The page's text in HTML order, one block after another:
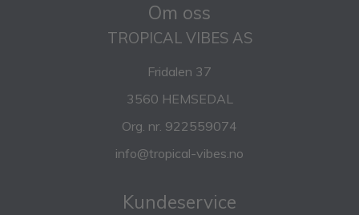
Om oss
TROPICAL VIBES AS
Fridalen 37
3560 HEMSEDAL
Org. nr. 922559074
info@tropical-vibes.no
Kundeservice